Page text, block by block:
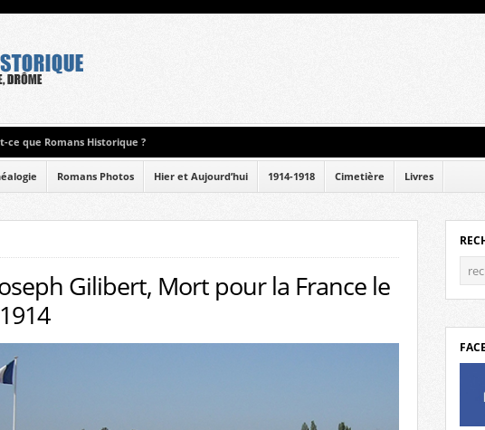
ce que Romans Historique ?
Romans Photos Hier et Aujourd’hui 1914-1918 Cimetière Livres
Gilibert, Mort pour la France le